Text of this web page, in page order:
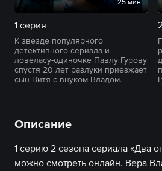
25 мин
1 серия
К звезде популярного
детективного сериала и
ловеласу-одиночке Павлу Гурову
спустя 20 лет разлуки приезжает
сын Витя с внуком Владом.
Описание
1 серию 2 сезона сериала «Два
можно смотреть онлайн. Вера